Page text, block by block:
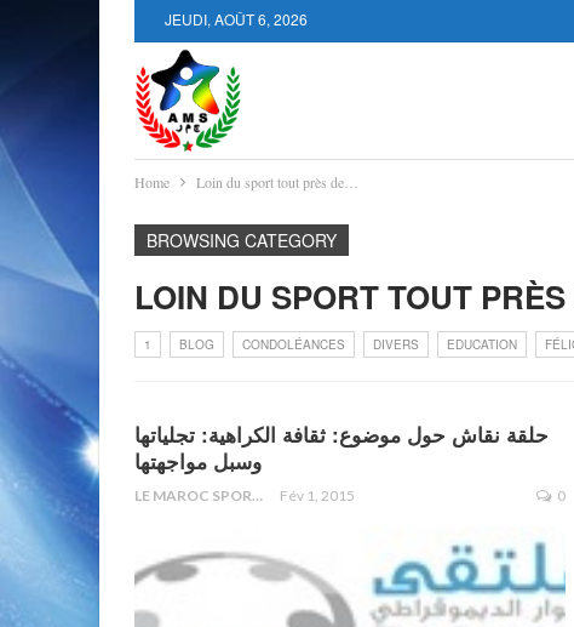
JEUDI, AOÛT 6, 2026
Home Loin du sport tout près de…
BROWSING CATEGORY
LOIN DU SPORT TOUT
1 BLOG CONDOLÉANCES DIVERS EDUCATION
حلقة نقاش حول موضوع: ثقافة الكراهية: تجلياتها
وسبل مواجهتها
LE MAROC SPORTIF Fév 1, 2015 0